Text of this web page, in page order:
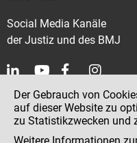
Social Media Kanäle
der Justiz und des BMJ
Kontakt
Impressum
Der Gebrauch von
auf dieser Website zu
zu Statistikzwecken und